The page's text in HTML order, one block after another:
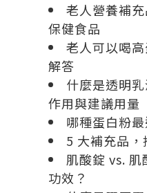
老人營養補
保健食品
老人可以喝
解答
什麼是透明
作用與建議用量
哪種蛋白粉
5 大補充品
肌酸錠 vs.
功效？